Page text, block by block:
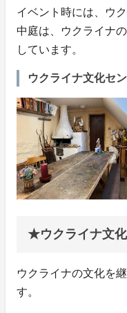
イベント時には、ウ
中庭は、ウクライナ
しています。
ウクライナ文化セ
★ウクライナ文
ウクライナの文化を
す。